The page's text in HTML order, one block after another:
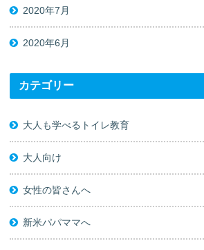
2020年7月
2020年6月
カテゴリー
大人も学べるトイレ教育
大人向け
女性の皆さんへ
新米パパママへ